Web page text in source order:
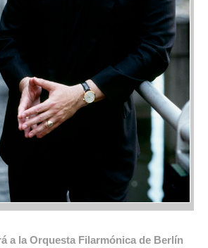
a la Orquesta Filarmónica de Berlín